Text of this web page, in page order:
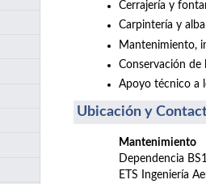
Cerrajería y
Carpintería y
Mantenimiento,
Conservación de
Apoyo técnico a
Ubicación y
Mantenimiento
Dependencia
ETS Ingeniería